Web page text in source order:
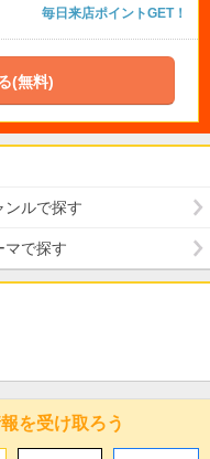
毎日来店ポイントGET！
(無料)
ンルで探す
マで探す
を受け取ろう